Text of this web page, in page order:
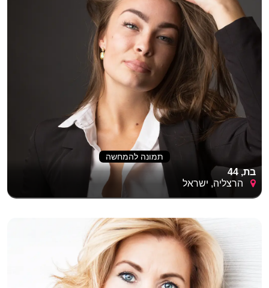
תמונה להמחשה
בת, 44
הרצליה, ישראל